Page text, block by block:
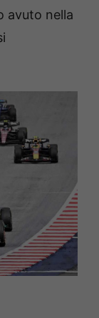
avuto nella